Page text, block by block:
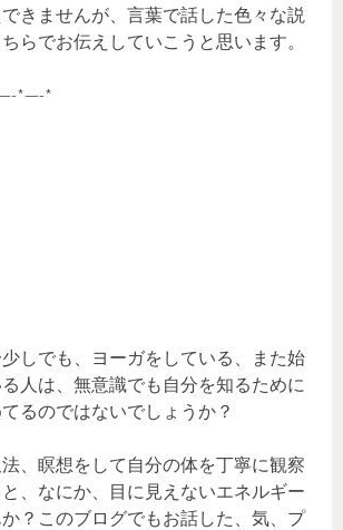
きませんが、言葉で話した色々な説
らでお伝えしていこうと思います。
*—-*
しでも、ヨーガをしている、また始
人は、無意識でも自分を知るために
るのではないでしょうか？
、瞑想をして自分の体を丁寧に観察
、なにか、目に見えないエネルギー
？このブログでもお話した、気、プ